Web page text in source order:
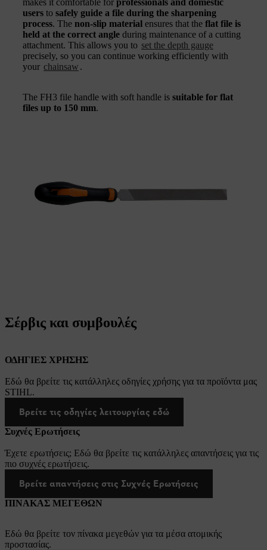
makes it comfortable for professionals and domestic
users to safely guide a file during the sharpening
process. The non-slip material ensures that the flat file is
held at the correct angle during maintenance of a cutting
attachment. This allows you to set the depth gauge
precisely, so you can continue working efficiently with
your chainsaw .
The FH3 file handle with soft handle is suitable for flat
files up to 150 mm.
Σέρβις και συμβουλές
ΟΔΗΓΙΕΣ ΧΡΗΣΗΣ
Εδώ θα βρείτε τις κατάλληλες οδηγίες χρήσης για τα προϊόντα μας
STIHL.
Βρείτε τις οδηγίες λειτουργίας εδώ
Συχνές Ερωτήσεις
Έχετε ερωτήσεις; Εδώ θα βρείτε τις κατάλληλες απαντήσεις για τις
πιο συχνές ερωτήσεις.
Βρείτε απαντήσεις στις Συχνές Ερωτήσεις
ΠΙΝΑΚΑΣ ΜΕΓΕΘΩΝ
Εδώ θα βρείτε τον πίνακα μεγεθών για τα μέσα ατομικής
προστασίας.